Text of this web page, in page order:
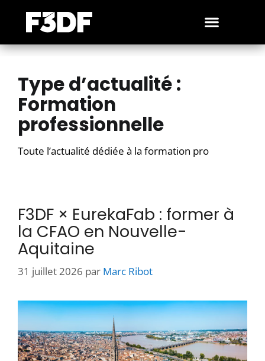
Type d’actualité :
Formation
professionnelle
Toute l’actualité dédiée à la formation pro
F3DF × EurekaFab : former à
la CFAO en Nouvelle-
Aquitaine
31 juillet 2026 par Marc Ribot